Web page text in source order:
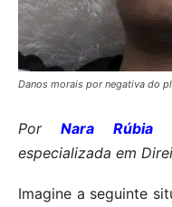
Danos morais por negativa do
PorNara Rúbia
especializada em
Imagine a seguinte